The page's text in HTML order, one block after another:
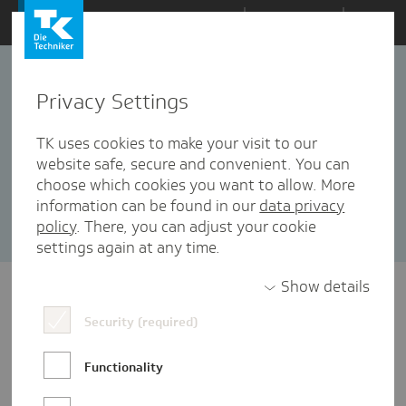
Zum
Inhalt
springen
Digitalisierung
78 Artikel in dieser Kategorie enthalten
Sortieren nach: Datum Popularität
Privacy Settings
TK uses cookies to make your visit to our
website safe, secure and convenient. You can
choose which cookies you want to allow. More
information can be found in our data privacy
policy. There, you can adjust your cookie
settings again at any time.
Show details
Security (required)
Functionality